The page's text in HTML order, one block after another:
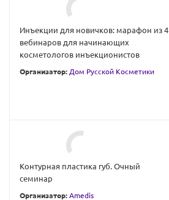
Инъекции для новичков: марафон из 4
вебинаров для начинающих
косметологов инъекционистов
Организатор: Дом Русской Косметики
Контурная пластика губ. Очный
семинар
Организатор: Amedis